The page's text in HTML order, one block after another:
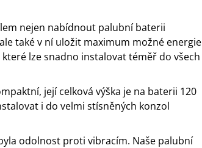
nejen nabídnout palubní baterii
také v ní uložit maximum možné energie
lze snadno instalovat téměř do všech
její celková výška je na baterii 120
i do velmi stísněných konzol
odolnost proti vibracím. Naše palubní